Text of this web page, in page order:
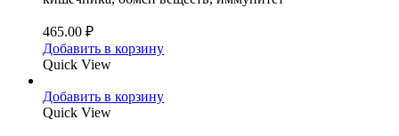
465.00 ₽
Добавить в корзину
Quick View
Добавить в корзину
Quick View